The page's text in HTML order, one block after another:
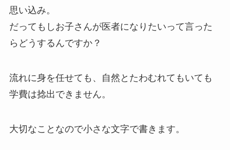
思い込み。
だってもしお子さんが医者になりたいって言った
らどうするんですか？
流れに身を任せても、自然とたわむれてもいても
学費は捻出できません。
大切なことなので小さな文字で書きます。